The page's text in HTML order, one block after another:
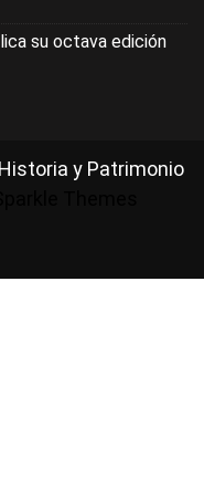
su octava edición
y Patrimonio